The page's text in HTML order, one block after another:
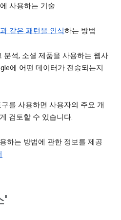
에 사용하는 기술
같은 패턴을 인식하는 방법
분석, 소셜 제품을 사용하는 웹사
에 어떤 데이터가 전송되는지
구를 사용하면 사용자의 주요 개
검토할 수 있습니다.
하는 방법에 관한 정보를 제공
'